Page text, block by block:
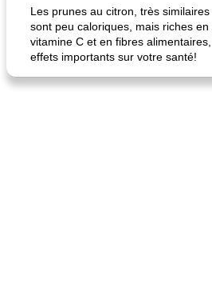
Les prunes au citron, très
sont peu caloriques, mais riches en
vitamine C et en fibres
effets importants sur votre santé!